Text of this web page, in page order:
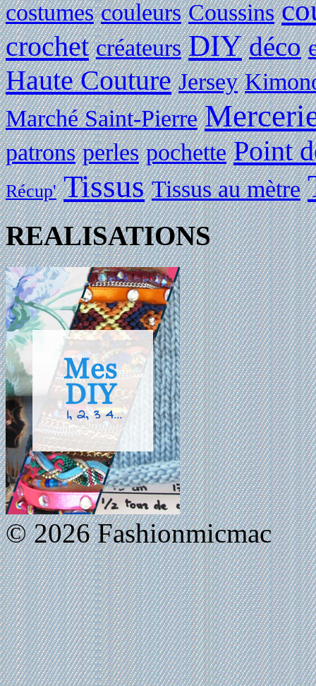
costumes couleurs Coussins
crochet créateurs DIY déco
Haute Couture Jersey
Marché Saint-Pierre
patrons perles pochette Point
Récup' Tissus Tissus au mètre
REALISATIONS
© 2026 Fashionmicmac